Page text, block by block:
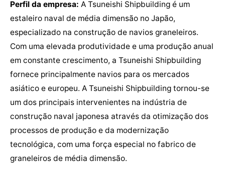
Perfil da empresa: A Tsuneishi Shipbuilding é um
estaleiro naval de média dimensão no Japão,
especializado na construção de navios graneleiros.
Com uma elevada produtividade e uma produção anual
em constante crescimento, a Tsuneishi Shipbuilding
fornece principalmente navios para os mercados
asiático e europeu. A Tsuneishi Shipbuilding tornou-se
um dos principais intervenientes na indústria de
construção naval japonesa através da otimização dos
processos de produção e da modernização
tecnológica, com uma força especial no fabrico de
graneleiros de média dimensão.